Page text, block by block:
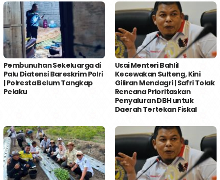
Pembunuhan Sekeluarga di
Palu Diatensi Bareskrim Polri
| Polresta Belum Tangkap
Pelaku
Usai Menteri Bahlil
Kecewakan Sulteng, Kini
Giliran Mendagri | Safri Tolak
Rencana Prioritaskan
Penyaluran DBH untuk
Daerah Tertekan Fiskal